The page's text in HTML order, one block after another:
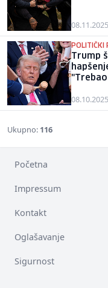
POLITIČKI
Trump
Ukupno: 116
Početna
Impressum
Kontakt
Oglašavanje
Sigurnost